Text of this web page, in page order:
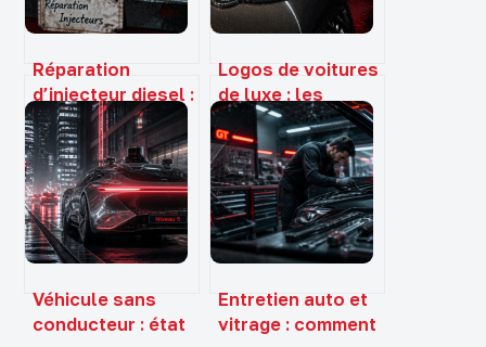
Réparation
d’injecteur diesel :
du diagnostic à 20
€ au
remplacement
complet à 1500 €
Logos de voitures
de luxe : les
secrets derrière
les emblèmes de
prestige
Véhicule sans
conducteur : état
Entretien auto et
vitrage : comment